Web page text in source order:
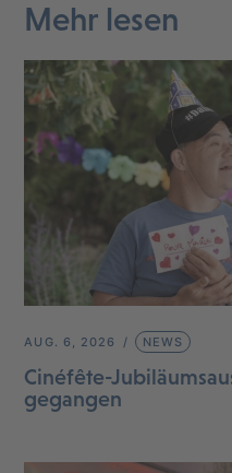
Mehr lesen
AUG. 6, 2026 NEWS
Cinéfête-
gegangen